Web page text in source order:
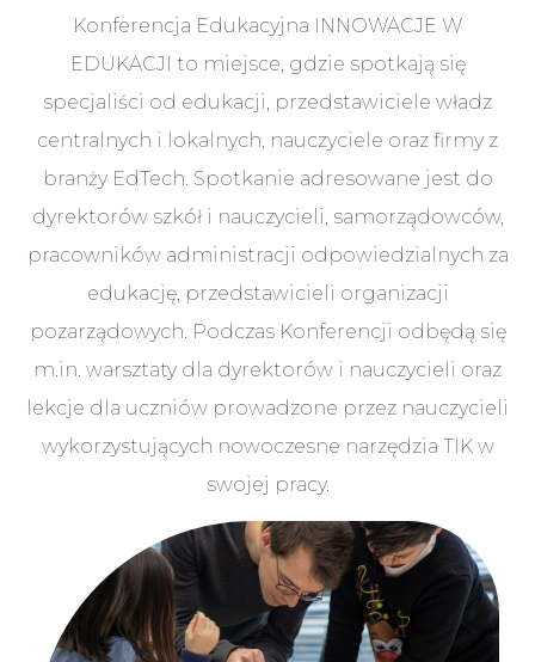
Konferencja Edukacyjna INNOWACJE W
EDUKACJI to miejsce, gdzie spotkają się
specjaliści od edukacji, przedstawiciele władz
centralnych i lokalnych, nauczyciele oraz firmy z
branży EdTech. Spotkanie adresowane jest do
dyrektorów szkół i nauczycieli, samorządowców,
pracowników administracji odpowiedzialnych za
edukację, przedstawicieli organizacji
pozarządowych. Podczas Konferencji odbędą się
m.in. warsztaty dla dyrektorów i nauczycieli oraz
lekcje dla uczniów prowadzone przez nauczycieli
wykorzystujących nowoczesne narzędzia TIK w
swojej pracy.